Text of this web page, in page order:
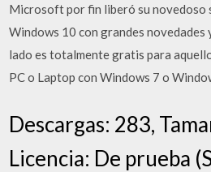
Microsoft por fin liberó su novedoso
Windows 10 con grandes
lado es totalmente gratis para
PC o Laptop con Windows 7 o
Descargas: 283,
Licencia: De prueba